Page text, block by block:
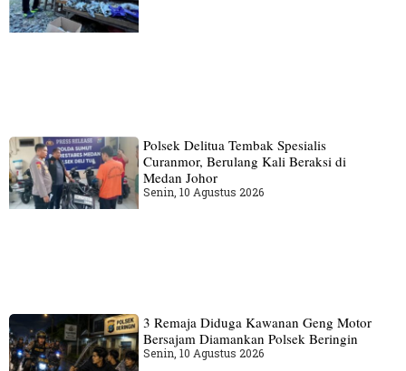
Polsek Delitua Tembak Spesialis
Curanmor, Berulang Kali Beraksi di
Medan Johor
Senin, 10 Agustus 2026
3 Remaja Diduga Kawanan Geng Motor
Bersajam Diamankan Polsek Beringin
Senin, 10 Agustus 2026